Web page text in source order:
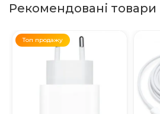
Рекомендовані товари
Топ продажу